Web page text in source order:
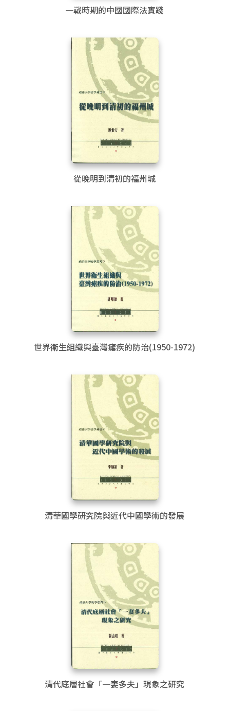
一戰時期的中國國際法實踐
從晚明到清初的福州城
世界衛生組織與臺灣瘧疾的防治(1950-1972)
清華國學研究院與近代中國學術的發展
清代底層社會「一妻多夫」現象之研究